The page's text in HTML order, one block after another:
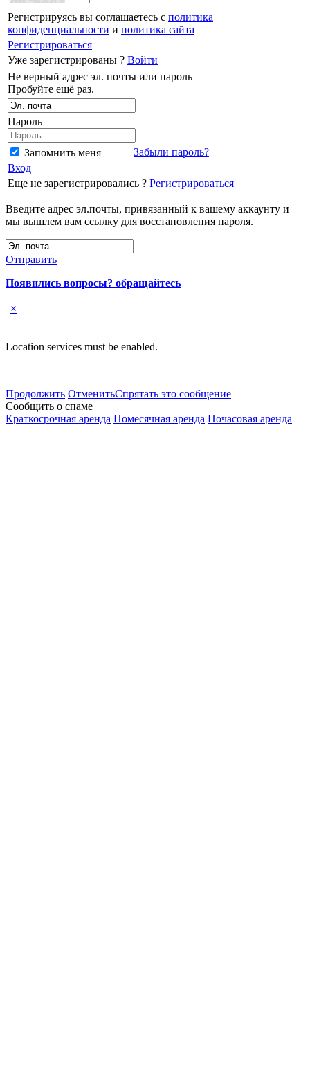
Регистрируясь вы соглашаетесь с политика
конфиденциальности и политика сайта
Регистрироваться
Уже зарегистрированы ? Войти
Не верный адрес эл. почты или пароль
Пробуйте ещё раз.
Пароль
Запомнить меня
Забыли пароль?
Вход
Еще не зарегистрировались ? Регистрироваться
Введите адрес эл.почты, привязанный к вашему аккаунту и
мы вышлем вам ссылку для восстановления пароля.
Отправить
Появились вопросы? обращайтесь
×
Location services must be enabled.
Продолжить ОтменитьСпрятать это сообщение
Сообщить о спаме
Краткосрочная аренда Помесячная аренда Почасовая аренда